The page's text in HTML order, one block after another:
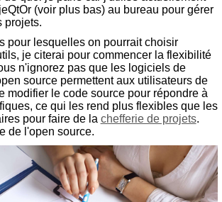
(voir plus bas) au bureau pour gérer
projets.
pour lesquelles on pourrait choisir
je citerai pour commencer la flexibilité
n'ignorez pas que les logiciels de
source permettent aux utilisateurs de
modifier le code source pour répondre à
ce qui les rend plus flexibles que les
pour faire de la chefferie de projets.
de l'open source.